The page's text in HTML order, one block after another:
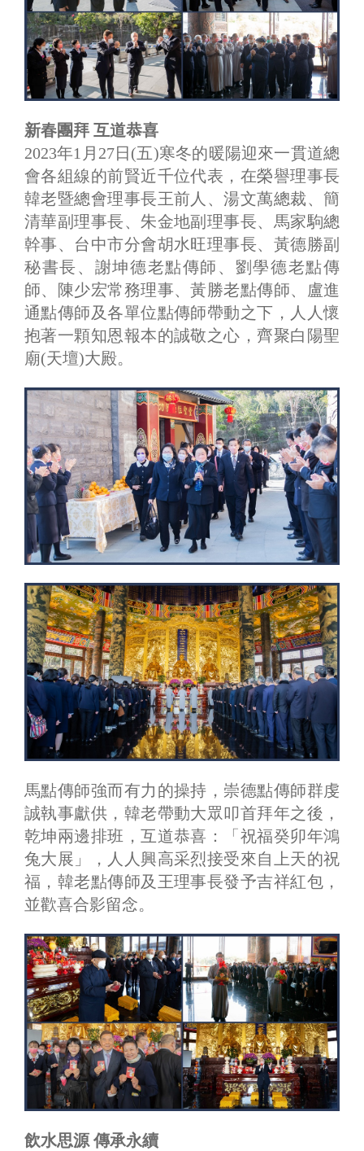
新春團拜 互道恭喜
2023年1月27日(五)寒冬的暖陽迎來一貫道總
會各組線的前賢近千位代表，在榮譽理事長
韓老暨總會理事長王前人、湯文萬總裁、簡
清華副理事長、朱金地副理事長、馬家駒總
幹事、台中市分會胡水旺理事長、黃德勝副
秘書長、謝坤德老點傳師、劉學德老點傳
師、陳少宏常務理事、黃勝老點傳師、盧進
通點傳師及各單位點傳師帶動之下，人人懷
抱著一顆知恩報本的誠敬之心，齊聚白陽聖
廟(天壇)大殿。
馬點傳師強而有力的操持，崇德點傳師群虔
誠執事獻供，韓老帶動大眾叩首拜年之後，
乾坤兩邊排班，互道恭喜：「祝福癸卯年鴻
兔大展」，人人興高采烈接受來自上天的祝
福，韓老點傳師及王理事長發予吉祥紅包，
並歡喜合影留念。
飲水思源 傳承永續